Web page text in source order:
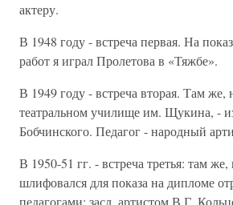
актеру.
В 1948 году - встреча первая. На
работ я играл Пролетова в «Тяжбе».
В 1949 году - встреча вторая. Там же,
театральном училище им. Щукина, -
Бобчинского. Педагог - народный
В 1950-51 гг. - встреча третья: там
шлифовался для показа на дипломе